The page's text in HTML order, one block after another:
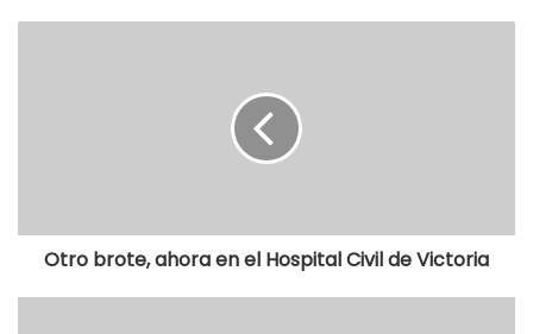
Otro brote, ahora en el Hospital Civil de Victoria